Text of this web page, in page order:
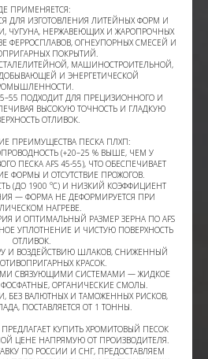
ПРИМЕНЯЕТСЯ:
ДЛЯ ИЗГОТОВЛЕНИЯ ЛИТЕЙНЫХ ФОРМ И
ЧУГУНА, НЕРЖАВЕЮЩИХ И ЖАРОПРОЧНЫХ
ФЕРРОСПЛАВОВ, ОГНЕУПОРНЫХ СМЕСЕЙ И
ПОКРЫТИЙ.
МАШИНОСТРОИТЕЛЬНОЙ,
И ЭНЕРГЕТИЧЕСКОЙ
ПОДХОДИТ ДЛЯ ПРЕЦИЗИОННОГО И
ВЫСОКУЮ ТОЧНОСТЬ И ГЛАДКУЮ
ОТЛИВОК.
ПРЕИМУЩЕСТВА ПЕСКА ПЛХП:
(+20–25 % ВЫШЕ, ЧЕМ У
ПЕСКА AFS 45-55), ЧТО ОБЕСПЕЧИВАЕТ
ФОРМЫ И ОТСУТСТВИЕ ПРОЖОГОВ.
(ДО 1900 °C) И НИЗКИЙ КОЭФФИЦИЕНТ
— ФОРМА НЕ ДЕФОРМИРУЕТСЯ ПРИ
НАГРЕВЕ.
И ОПТИМАЛЬНЫЙ РАЗМЕР ЗЕРНА ПО AFS
УПЛОТНЕНИЕ И ЧИСТУЮ ПОВЕРХНОСТЬ
ОТЛИВОК.
И ВОЗДЕЙСТВИЮ ШЛАКОВ, СНИЖЕННЫЙ
КРАСОК.
СВЯЗУЮЩИМИ СИСТЕМАМИ — ЖИДКОЕ
ОРГАНИЧЕСКИЕ СМОЛЫ.
БЕЗ ВАЛЮТНЫХ И ТАМОЖЕННЫХ РИСКОВ,
ПОСТАВЛЯЕТСЯ ОТ 1 ТОННЫ.
КУПИТЬ ХРОМИТОВЫЙ ПЕСОК
ЦЕНЕ НАПРЯМУЮ ОТ ПРОИЗВОДИТЕЛЯ.
ПО РОССИИ И СНГ, ПРЕДОСТАВЛЯЕМ